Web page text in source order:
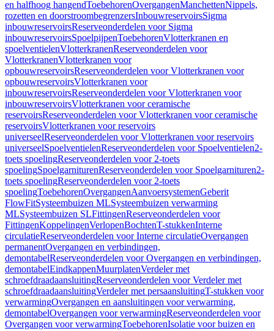
en halfhoog hangendToebehorenOvergangenManchettenNippels,
rozetten en doorstroombegrenzersInbouwreservoirsSigma
inbouwreservoirsReserveonderdelen voor Sigma
inbouwreservoirsSpoelpijpenToebehorenVlotterkranen en
spoelventielenVlotterkranenReserveonderdelen voor
VlotterkranenVlotterkranen voor
opbouwreservoirsReserveonderdelen voor Vlotterkranen voor
opbouwreservoirsVlotterkranen voor
inbouwreservoirsReserveonderdelen voor Vlotterkranen voor
inbouwreservoirsVlotterkranen voor ceramische
reservoirsReserveonderdelen voor Vlotterkranen voor ceramische
reservoirsVlotterkranen voor reservoirs
universeelReserveonderdelen voor Vlotterkranen voor reservoirs
universeelSpoelventielenReserveonderdelen voor Spoelventielen2-
toets spoelingReserveonderdelen voor 2-toets
spoelingSpoelgarniturenReserveonderdelen voor Spoelgarnituren2-
toets spoelingReserveonderdelen voor 2-toets
spoelingToebehorenOvergangenAanvoersystemenGeberit
FlowFitSysteembuizen MLSysteembuizen verwarming
MLSysteembuizen SLFittingenReserveonderdelen voor
FittingenKoppelingenVerlopenBochtenT-stukkenInterne
circulatieReserveonderdelen voor Interne circulatieOvergangen
permanentOvergangen en verbindingen,
demontabelReserveonderdelen voor Overgangen en verbindingen,
demontabelEindkappenMuurplatenVerdeler met
schroefdraadaansluitingReserveonderdelen voor Verdeler met
schroefdraadaansluitingVerdeler met persaansluitingT-stukken voor
verwarmingOvergangen en aansluitingen voor verwarming,
demontabelOvergangen voor verwarmingReserveonderdelen voor
Overgangen voor verwarmingToebehorenIsolatie voor buizen en